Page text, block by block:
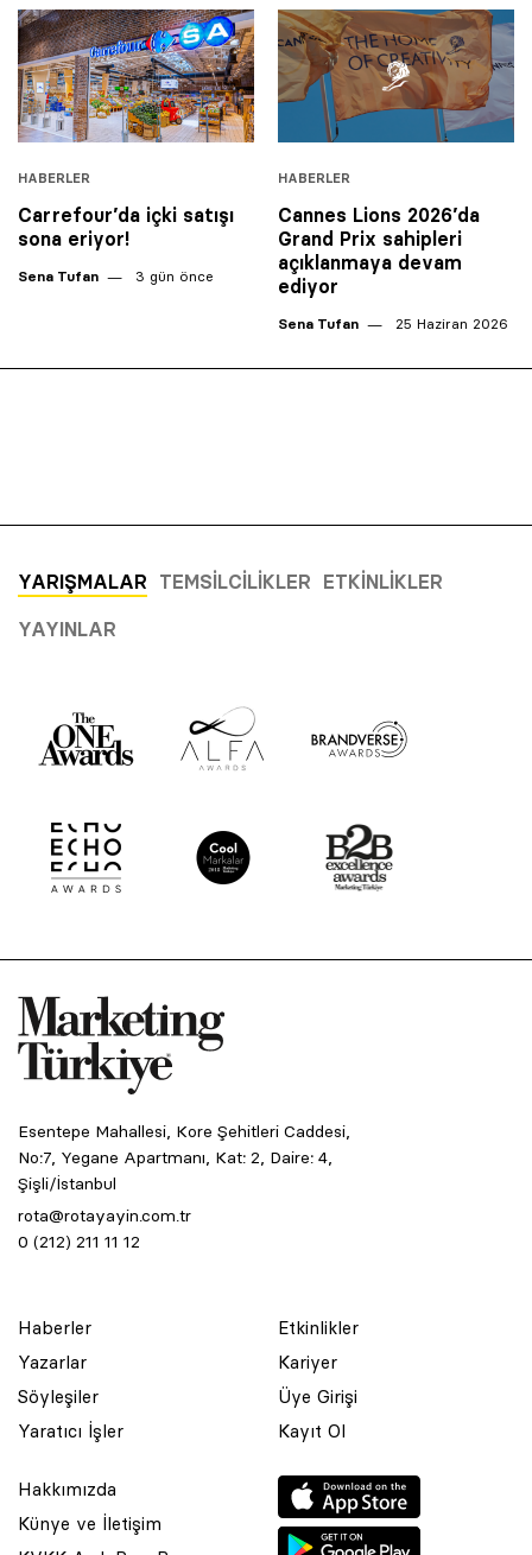
HABERLER
Carrefour’da içki satışı
sona eriyor!
Sena Tufan 3 gün önce
HABERLER
Cannes Lions 2026’da
Grand Prix sahipleri
açıklanmaya devam
ediyor
Sena Tufan 25 Haziran 2026
YARIŞMALAR TEMSILCILIKLER ETKINLIKLER
YAYINLAR
Esentepe Mahallesi, Kore Şehitleri Caddesi,
No:7, Yegane Apartmanı, Kat: 2, Daire: 4,
Şişli/İstanbul
rota@rotayayin.com.tr
0 (212) 211 11 12
Haberler
Yazarlar
Söyleşiler
Yaratıcı İşler
Etkinlikler
Kariyer
Üye Girişi
Kayıt Ol
Hakkımızda
Künye ve İletişim